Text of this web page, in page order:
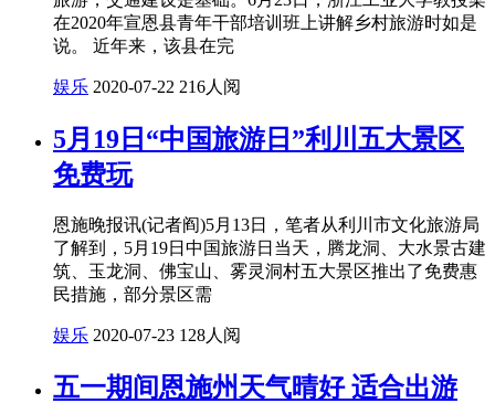
在2020年宣恩县青年干部培训班上讲解乡村旅游时如是
说。 近年来，该县在完
娱乐 2020-07-22 216人阅
5月19日“中国旅游日”利川五大景区
免费玩
恩施晚报讯(记者阎)5月13日，笔者从利川市文化旅游局
了解到，5月19日中国旅游日当天，腾龙洞、大水景古建
筑、玉龙洞、佛宝山、雾灵洞村五大景区推出了免费惠
民措施，部分景区需
娱乐 2020-07-23 128人阅
五一期间恩施州天气晴好 适合出游